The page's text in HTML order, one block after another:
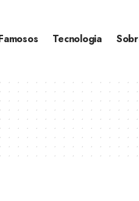
Tecnologia